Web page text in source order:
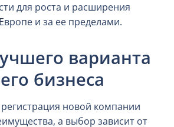
для роста и расширения
и за ее пределами.
варианта
бизнеса
новой компании
а выбор зависит от